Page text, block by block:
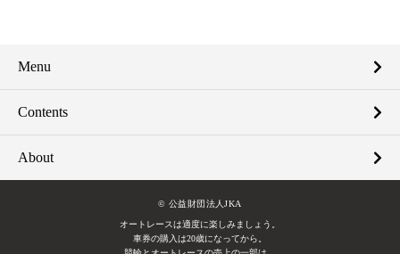
Menu
Contents
About
© 公益財団法人JKA
オートレースは適度に楽しみましょう。
車券の購入は20歳になってから。